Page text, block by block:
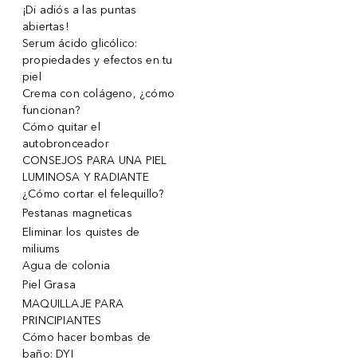
¡Di adiós a las puntas
abiertas!
Serum ácido glicólico:
propiedades y efectos en tu
piel
Crema con colágeno, ¿cómo
funcionan?
Cómo quitar el
autobronceador
CONSEJOS PARA UNA PIEL
LUMINOSA Y RADIANTE
¿Cómo cortar el felequillo?
Pestanas magneticas
Eliminar los quistes de
miliums
Agua de colonia
Piel Grasa
MAQUILLAJE PARA
PRINCIPIANTES
Cómo hacer bombas de
baño: DYI